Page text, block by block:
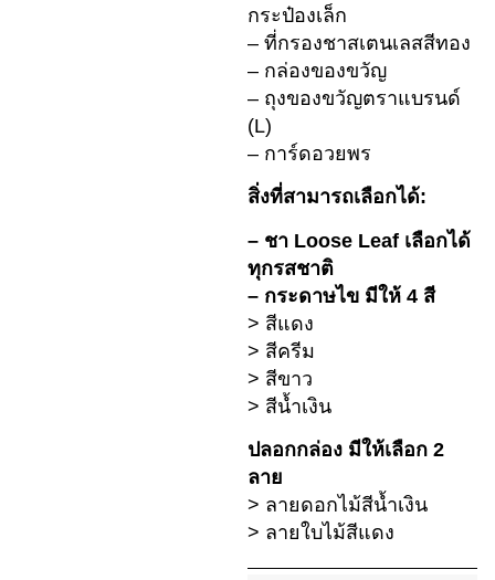
กระป๋องเล็ก
– ที่กรองชาสเตนเลสสีทอง
– กล่องของขวัญ
– ถุงของขวัญตราแบรนด์
(L)
– การ์ดอวยพร
สิ่งที่สามารถเลือกได้:
– ชา Loose Leaf เลือกได้
ทุกรสชาติ
– กระดาษไข มีให้ 4 สี
> สีแดง
> สีครีม
> สีขาว
> สีน้ำเงิน
ปลอกกล่อง มีให้เลือก 2
ลาย
> ลายดอกไม้สีน้ำเงิน
> ลายใบไม้สีแดง